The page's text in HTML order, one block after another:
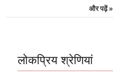
और पढ़ें »
लोकप्रिय श्रेणियां